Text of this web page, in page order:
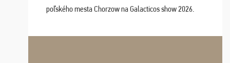
poľského mesta Chorzow na Galacticos show 2026.
Navštívili sme aj zábavný park Legendia, previe ...